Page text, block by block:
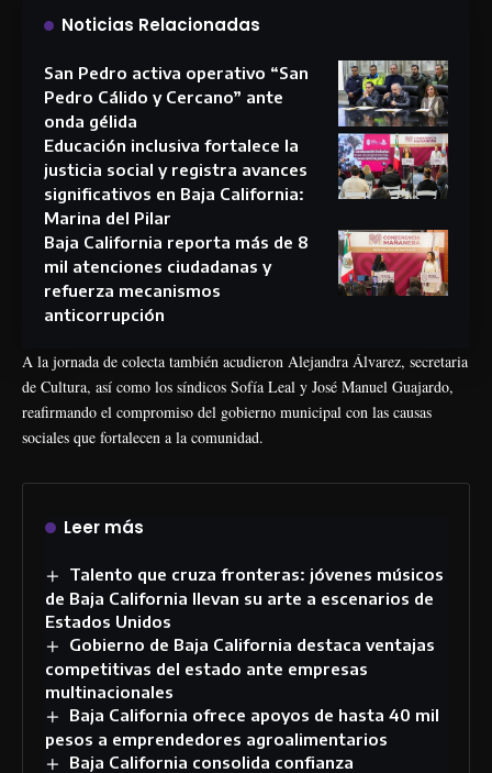
Noticias Relacionadas
San Pedro activa operativo “San
Pedro Cálido y Cercano” ante
onda gélida
Educación inclusiva fortalece la
justicia social y registra avances
significativos en Baja California:
Marina del Pilar
Baja California reporta más de 8
mil atenciones ciudadanas y
refuerza mecanismos
anticorrupción
A la jornada de colecta también acudieron Alejandra Álvarez, secretaria
de Cultura, así como los síndicos Sofía Leal y José Manuel Guajardo,
reafirmando el compromiso del gobierno municipal con las causas
sociales que fortalecen a la comunidad.
Leer más
Talento que cruza fronteras: jóvenes músicos
de Baja California llevan su arte a escenarios de
Estados Unidos
Gobierno de Baja California destaca ventajas
competitivas del estado ante empresas
multinacionales
Baja California ofrece apoyos de hasta 40 mil
pesos a emprendedores agroalimentarios
Baja California consolida confianza